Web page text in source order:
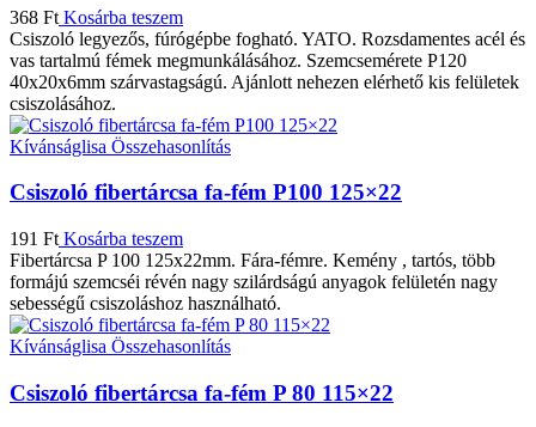
368 Ft Kosárba teszem
Csiszoló legyezős, fúrógépbe fogható. YATO. Rozsdamentes acél és
vas tartalmú fémek megmunkálásához. Szemcsemérete P120
40x20x6mm szárvastagságú. Ajánlott nehezen elérhető kis felületek
csiszolásához.
Kívánságlisa Összehasonlítás
Csiszoló fibertárcsa fa-fém P100 125×22
191 Ft Kosárba teszem
Fibertárcsa P 100 125x22mm. Fára-fémre. Kemény , tartós, több
formájú szemcséi révén nagy szilárdságú anyagok felületén nagy
sebességű csiszoláshoz használható.
Kívánságlisa Összehasonlítás
Csiszoló fibertárcsa fa-fém P 80 115×22